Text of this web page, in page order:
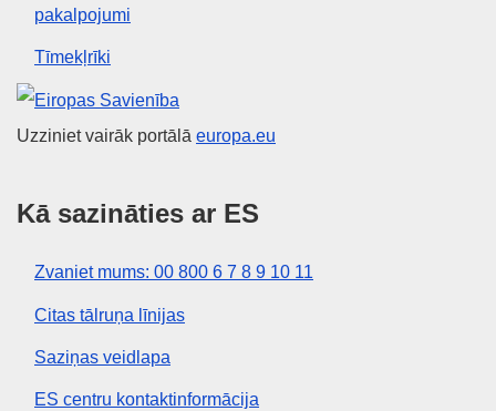
pakalpojumi
Tīmekļrīki
Eiropas Savienība
Uzziniet vairāk portālā europa.eu
Kā sazināties ar ES
Zvaniet mums: 00 800 6 7 8 9 10 11
Citas tālruņa līnijas
Saziņas veidlapa
ES centru kontaktinformācija